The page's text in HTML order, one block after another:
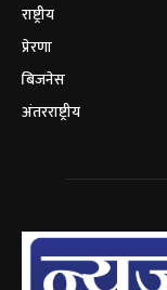
राष्ट्रीय
प्रेरणा
बिजनेस
अंतरराष्ट्रीय